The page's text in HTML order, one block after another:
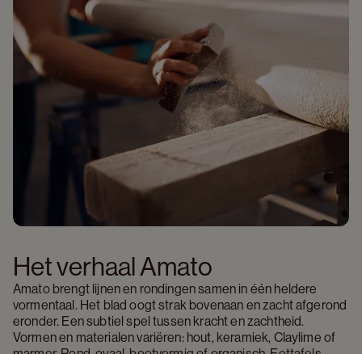
Het verhaal Amato
Amato brengt lijnen en rondingen samen in één heldere
vormentaal. Het blad oogt strak bovenaan en zacht afgerond
eronder. Een subtiel spel tussen kracht en zachtheid.
Vormen en materialen variëren: hout, keramiek, Claylime of